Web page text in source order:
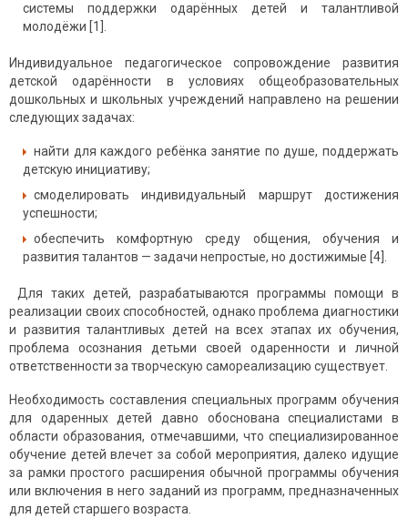
системы поддержки одарённых детей и талантливой
молодёжи [1].
Индивидуальное педагогическое сопровождение развития
детской одарённости в условиях общеобразовательных
дошкольных и школьных учреждений направлено на решении
следующих задачах:
найти для каждого ребёнка занятие по душе, поддержать
детскую инициативу;
смоделировать индивидуальный маршрут достижения
успешности;
обеспечить комфортную среду общения, обучения и
развития талантов — задачи непростые, но достижимые [4].
Для таких детей, разрабатываются программы помощи в
реали­зации своих способностей, однако проблема диагностики
и развития талантливых детей на всех этапах их обучения,
проблема осознания детьми своей одаренности и личной
ответственности за творческую самореализацию существует.
Необходимость составления специальных программ обучения
для одаренных детей давно обоснована специалистами в
области образования, отмечавшими, что специализированное
обучение детей влечет за собой мероприятия, далеко идущие
за рамки простого расширения обычной программы обучения
или включения в него заданий из программ, предназначенных
для детей старшего возраста.